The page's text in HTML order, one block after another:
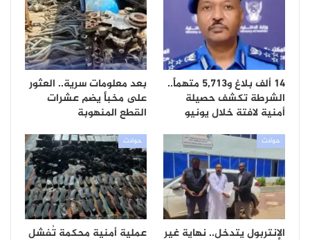
14 ألف بلاغ و5,713 متهماً..
الشرطة تكشف حصيلة
أمنية لافتة خلال يونيو
بعد معلومات سرية.. العثور
على مخبأ يضم عشرات
القطع المنهوبة
حوادث
الإنتربول يتدخل.. نهاية غير
حوادث
عملية أمنية محكمة تُفشل